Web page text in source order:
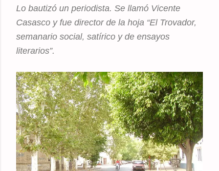
Lo bautizó un periodista. Se llamó Vicente
Casasco y fue director de la hoja “El Trovador,
semanario social, satírico y de ensayos
literarios”.